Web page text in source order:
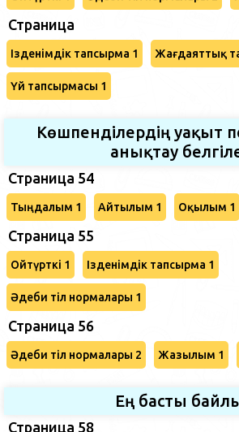
Страница
Ізденімдік тапсырма 1 Жағдаяттық
Үй тапсырмасы 1
Көшпенділердің уақыт
анықтау
Страница 54
Тыңдалым 1 Айтылым 1 Оқылым 1
Страница 55
Ойтүрткі 1 Ізденімдік тапсырма 1
Әдеби тіл нормалары 1
Страница 56
Әдеби тіл нормалары 2 Жазылым 1
Ең басты
Страница 58